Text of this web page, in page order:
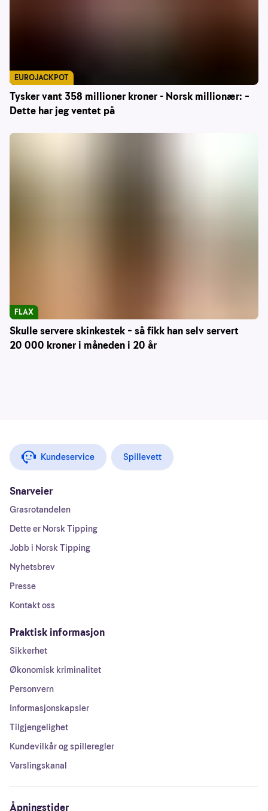
Tysker vant 358 millioner kroner - Norsk millionær: –
Dette har jeg ventet på
EUROJACKPOT
Skulle servere skinkestek – så fikk han selv servert
20 000 kroner i måneden i 20 år
FLAX
Kundeservice Spillevett
Snarveier
Grasrotandelen
Dette er Norsk Tipping
Jobb i Norsk Tipping
Nyhetsbrev
Presse
Kontakt oss
Praktisk informasjon
Sikkerhet
Økonomisk kriminalitet
Personvern
Informasjonskapsler
Tilgjengelighet
Kundevilkår og spilleregler
Varslingskanal
Åpningstider